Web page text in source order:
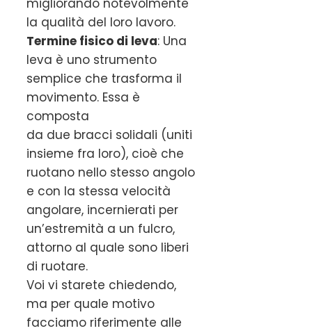
migliorando notevolmente
la qualità del loro lavoro.
Termine fisico di leva: Una
leva è uno strumento
semplice che trasforma il
movimento. Essa è
composta
da due bracci solidali (uniti
insieme fra loro), cioè che
ruotano nello stesso angolo
e con la stessa velocità
angolare, incernierati per
un’estremità a un fulcro,
attorno al quale sono liberi
di ruotare.
Voi vi starete chiedendo,
ma per quale motivo
facciamo riferimente alle